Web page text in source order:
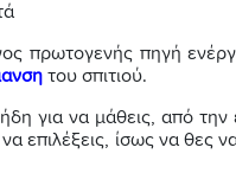
πρωτογενής πηγή
του σπιτιού.
για να μάθεις, από
να επιλέξεις, ίσως να θες